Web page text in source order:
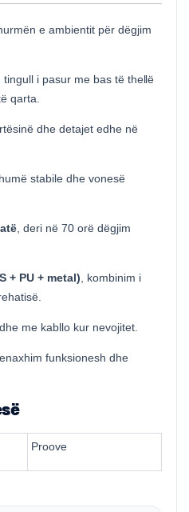
e ambientit për dëgjim
, tingull i pasur me bas të thellë
qarta.
dhe detajet edhe në
stabile dhe vonesë
, deri në 70 orë dëgjim
+ PU + metal) , kombinim i
me kabllo kur nevojitet.
funksionesh dhe
Proove